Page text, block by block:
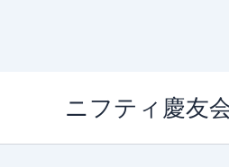
ニフティ慶友